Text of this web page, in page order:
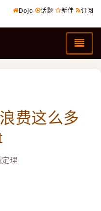
Dojo 话题 新佳 订阅
费这么多
定理